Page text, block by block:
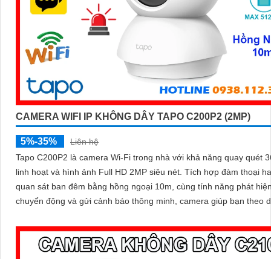
CAMERA WIFI IP KHÔNG DÂY TAPO C200P2 (2MP)
5%-35%
Liên hệ
Tapo C200P2 là camera Wi-Fi trong nhà với khả năng quay quét
linh hoạt và hình ảnh Full HD 2MP siêu nét. Tích hợp đàm thoại hai chiều
quan sát ban đêm bằng hồng ngoại 10m, cùng tính năng phát
chuyển động và gửi cảnh báo thông minh, camera giúp bạn theo